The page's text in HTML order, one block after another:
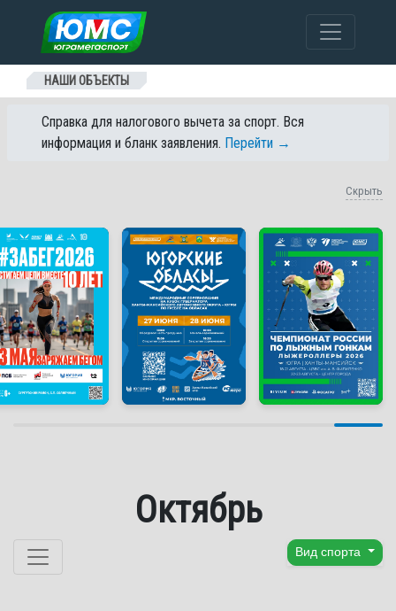
Перейти к содержанию
НАШИ ОБЪЕКТЫ
Справка для налогового вычета за спорт. Вся
информация и бланк заявления. Перейти →
Скрыть
Октябрь
Перейти к содержанию Вид спорта